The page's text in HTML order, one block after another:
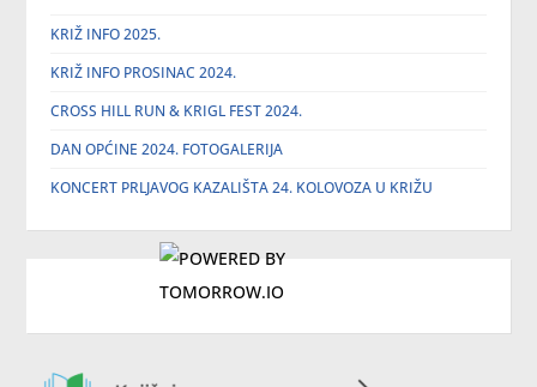
KRIŽ INFO 2025.
KRIŽ INFO PROSINAC 2024.
CROSS HILL RUN & KRIGL FEST 2024.
DAN OPĆINE 2024. FOTOGALERIJA
KONCERT PRLJAVOG KAZALIŠTA 24. KOLOVOZA U KRIŽU